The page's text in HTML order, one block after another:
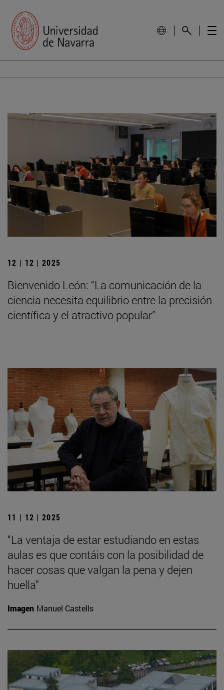
12 | 12 | 2025
Bienvenido León: “La comunicación de la
ciencia necesita equilibrio entre la precisión
científica y el atractivo popular”
11 | 12 | 2025
“La ventaja de estar estudiando en estas
aulas es que contáis con la posibilidad de
hacer cosas que valgan la pena y dejen
huella”
Imagen Manuel Castells